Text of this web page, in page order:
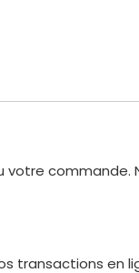
transactions en